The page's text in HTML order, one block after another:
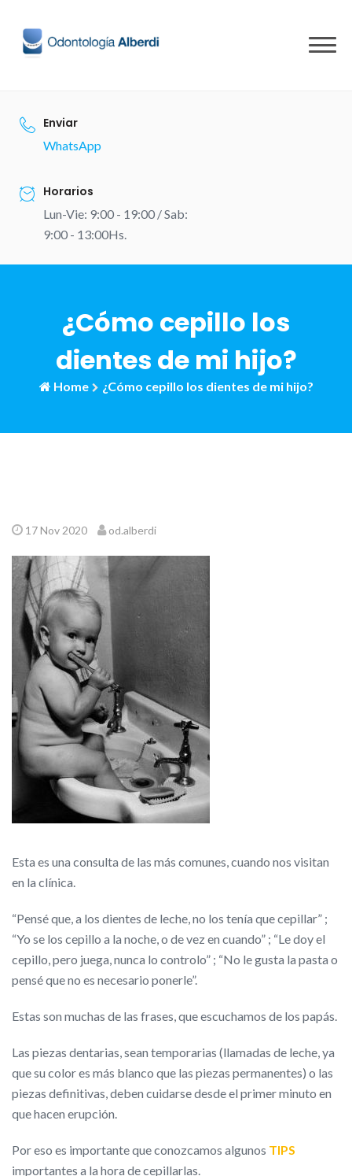
content
Enviar
WhatsApp
Horarios
Lun-Vie: 9:00 - 19:00 / Sab:
9:00 - 13:00Hs.
¿Cómo cepillo los
dientes de mi hijo?
Home ¿Cómo cepillo los dientes de mi hijo?
17 Nov 2020 od.alberdi
Esta es una consulta de las más comunes, cuando nos visitan
en la clínica.
“Pensé que, a los dientes de leche, no los tenía que cepillar” ;
“Yo se los cepillo a la noche, o de vez en cuando” ; “Le doy el
cepillo, pero juega, nunca lo controlo” ; “No le gusta la pasta o
pensé que no es necesario ponerle”.
Estas son muchas de las frases, que escuchamos de los papás.
Las piezas dentarias, sean temporarias (llamadas de leche, ya
que su color es más blanco que las piezas permanentes) o las
piezas definitivas, deben cuidarse desde el primer minuto en
que hacen erupción.
Por eso es importante que conozcamos algunos TIPS
importantes a la hora de cepillarlas.